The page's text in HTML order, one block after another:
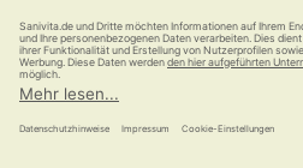
Kauf auf Rechnung